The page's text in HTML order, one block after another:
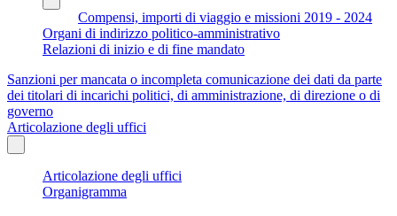
Compensi, importi di viaggio e missioni 2019 - 2024
Organi di indirizzo politico-amministrativo
Relazioni di inizio e di fine mandato
Sanzioni per mancata o incompleta comunicazione dei dati da parte
dei titolari di incarichi politici, di amministrazione, di direzione o di
governo
Articolazione degli uffici
Articolazione degli uffici
Organigramma